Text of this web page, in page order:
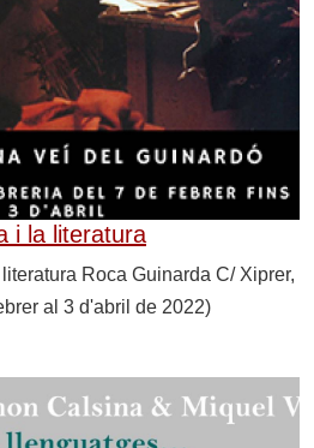
i la literatura
Roca Guinarda C/ Xiprer,
al 3 d'abril de 2022)